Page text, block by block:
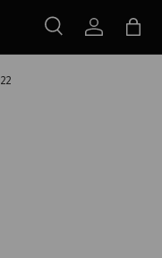
PesquisarIniciarSaco